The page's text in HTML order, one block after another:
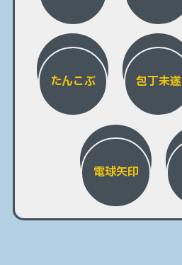
たんこぶ 包丁未遂
電球矢印